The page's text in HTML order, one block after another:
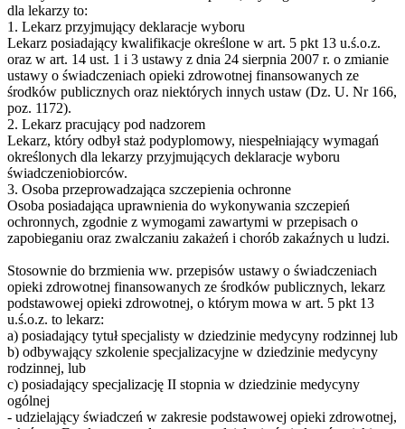
dla lekarzy to:
1. Lekarz przyjmujący deklaracje wyboru
Lekarz posiadający kwalifikacje określone w art. 5 pkt 13 u.ś.o.z.
oraz w art. 14 ust. 1 i 3 ustawy z dnia 24 sierpnia 2007 r. o zmianie
ustawy o świadczeniach opieki zdrowotnej finansowanych ze
środków publicznych oraz niektórych innych ustaw (Dz. U. Nr 166,
poz. 1172).
2. Lekarz pracujący pod nadzorem
Lekarz, który odbył staż podyplomowy, niespełniający wymagań
określonych dla lekarzy przyjmujących deklaracje wyboru
świadczeniobiorców.
3. Osoba przeprowadzająca szczepienia ochronne
Osoba posiadająca uprawnienia do wykonywania szczepień
ochronnych, zgodnie z wymogami zawartymi w przepisach o
zapobieganiu oraz zwalczaniu zakażeń i chorób zakaźnych u ludzi.
Stosownie do brzmienia ww. przepisów ustawy o świadczeniach
opieki zdrowotnej finansowanych ze środków publicznych, lekarz
podstawowej opieki zdrowotnej, o którym mowa w art. 5 pkt 13
u.ś.o.z. to lekarz:
a) posiadający tytuł specjalisty w dziedzinie medycyny rodzinnej lub
b) odbywający szkolenie specjalizacyjne w dziedzinie medycyny
rodzinnej, lub
c) posiadający specjalizację II stopnia w dziedzinie medycyny
ogólnej
- udzielający świadczeń w zakresie podstawowej opieki zdrowotnej,